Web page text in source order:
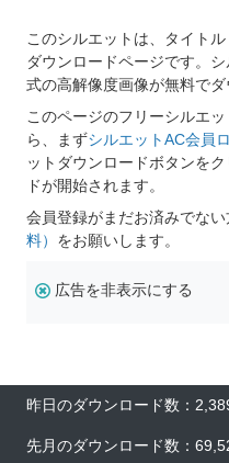
このシルエットは、タイト
ダウンロードページです。
式の高解像度画像が無料でダ
このページのフリーシルエ
ら、まずシルエットAC会員
ットダウンロードボタンを
ドが開始されます。
会員登録がまだお済みでない
料） をお願いします。
広告を非表示にする
昨日のダウンロード数：
先月のダウンロード数：